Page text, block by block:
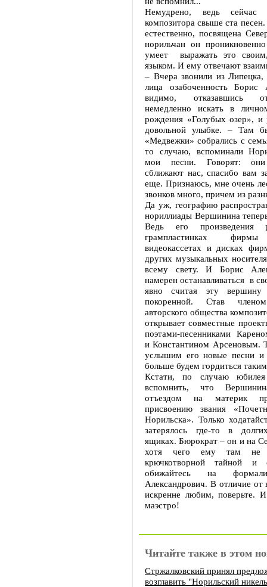
Немудрено, ведь сейчас
композитора свыше ста
естественно, посвящена
норильчан он
умеет выражать это
языком. И ему отвечают
– Вчера звонили из Липецка,
лица озабоченность Борис
видимо, отказавшись
немедленно искать в
рождения «Голубых озер», и
довольной улыбке. – Там
«Медвежки» собрались с
то случаю, вспоминали
мои песни. Говорят: они
сближают нас, спасибо вам
еще. Признаюсь, мне очень
звонков много, причем из
Да уж, географию
нориллиады Вершинина
Ведь его произведения
грампластинках
видеокассетах и дисках
других музыкальных
всему свету. И Борис
намерен останавливаться в
явно считая эту
покоренной. Став
авторского общества
открывает совместные
поэтами-песенниками
и Константином Арсеновым.
услышим его новые песни и
больше будем гордиться
Кстати, по случаю
вспомнить, что
отъездом на материк
присвоению звания
Норильска». Только
затерялось где-то в
ящиках. Бюрократ – он и на
хотя чего ему там не
крючкотворной тайной и
обижайтесь на
Александрович. В отличие от
искренне любим, поверьте.
маэстро!
Читайте также в этом
Стржалковский принял
возглавить "Норильский